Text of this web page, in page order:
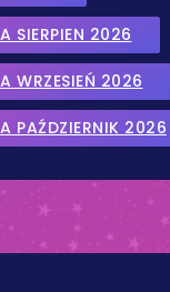
SIERPIEN 2026
WRZESIEŃ 2026
PAŹDZIERNIK 2026